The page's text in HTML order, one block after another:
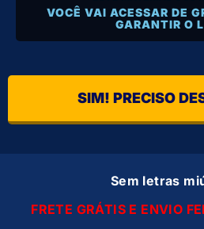
VOCÊ VAI ACESSAR DE
GARANTIR O
SIM! PRECISO
Sem letras
FRETE GRÁTIS E ENVIO